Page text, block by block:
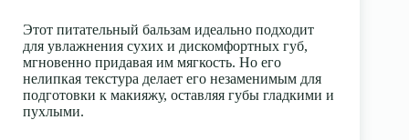
Этот питательный бальзам идеально подходит
для увлажнения сухих и дискомфортных губ,
мгновенно придавая им мягкость. Но его
нелипкая текстура делает его незаменимым для
подготовки к макияжу, оставляя губы гладкими и
пухлыми.